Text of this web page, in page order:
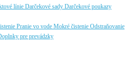
línie Darčekové sady Darčekové poukazy
Pranie vo vode Mokré čistenie Odstraňovanie
pre prevádzky